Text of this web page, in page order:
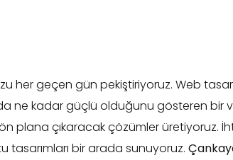
her geçen gün pekiştiriyoruz. Web
ne kadar güçlü olduğunu gösteren bir
plana çıkaracak çözümler üretiyoruz.
tasarımları bir arada sunuyoruz.